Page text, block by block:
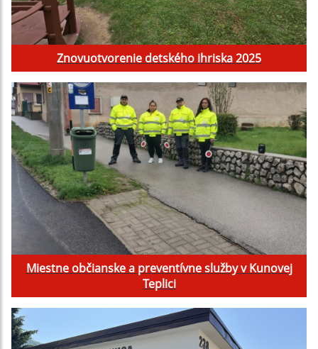
Znovuotvorenie detského ihriska 2025
Miestne občianske a preventívne služby v Kunovej
Teplici